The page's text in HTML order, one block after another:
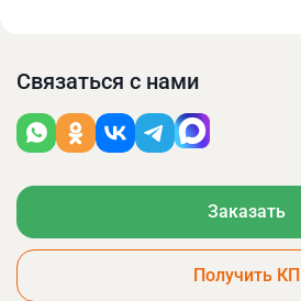
Связаться с нами
Заказать
Получить КП